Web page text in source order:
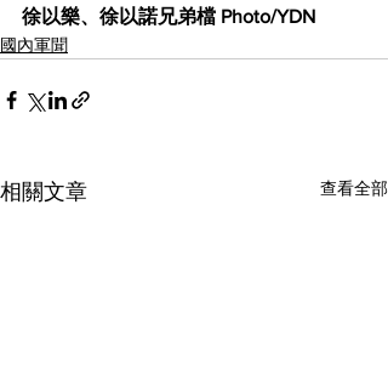
徐以樂、徐以諾兄弟檔 Photo/YDN
國內軍聞
相關文章 查看全部